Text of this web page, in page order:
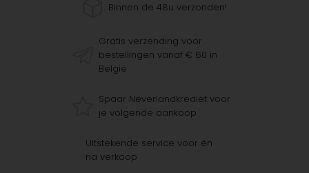
Binnen de 48u verzonden!
Gratis verzending voor
bestellingen vanaf € 60 in
België
Spaar Neverlandkrediet voor
je volgende aankoop
Uitstekende service voor én
na verkoop